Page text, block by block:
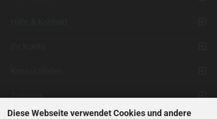
Diese Webseite verwendet Cookies und andere
Zahlung